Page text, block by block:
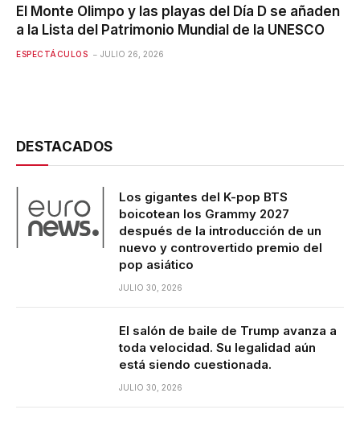
El Monte Olimpo y las playas del Día D se añaden
a la Lista del Patrimonio Mundial de la UNESCO
ESPECTÁCULOS JULIO 26, 2026
DESTACADOS
Los gigantes del K-pop BTS
boicotean los Grammy 2027
después de la introducción de un
nuevo y controvertido premio del
pop asiático
JULIO 30, 2026
El salón de baile de Trump avanza a
toda velocidad. Su legalidad aún
está siendo cuestionada.
JULIO 30, 2026